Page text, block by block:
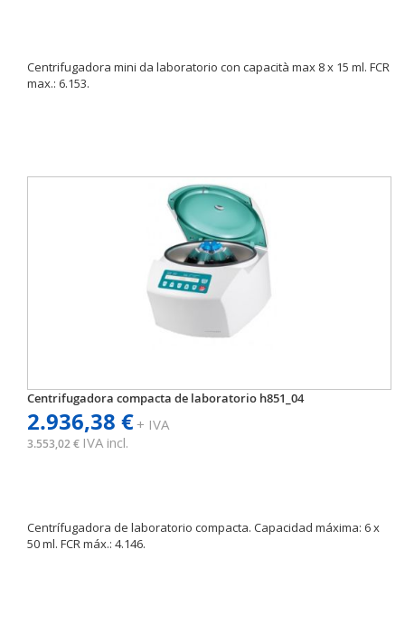
Centrifugadora mini da laboratorio con capacità max 8 x 15 ml. FCR
max.: 6.153.
Centrifugadora compacta de laboratorio h851_04
2.936,38 €+ IVA
3.553,02 € IVA incl.
Centrífugadora de laboratorio compacta. Capacidad máxima: 6 x
50 ml. FCR máx.: 4.146.